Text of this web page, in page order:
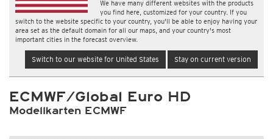
We have many different websites with the products
you find here, customized for your country. If you
switch to the website specific to your country, you'll be able to enjoy having your
area set as the default domain for all our maps, and your country's most
important cities in the forecast overview.
Switch to our website for United States Stay on current version
ECMWF/Global Euro HD
Modellkarten ECMWF